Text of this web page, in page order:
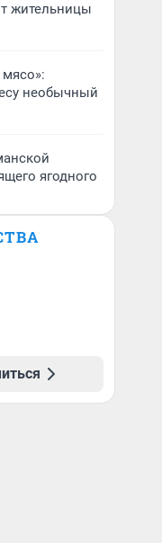
жительницы
необычный
ягодного